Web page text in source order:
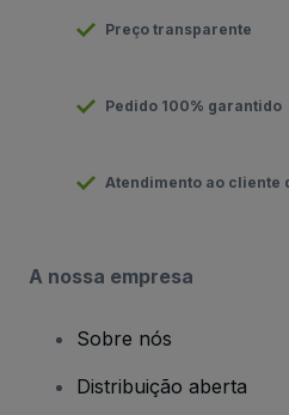
Preço transparente
Pedido 100% garantido
Atendimento ao cliente
A nossa empresa
Sobre nós
Distribuição aberta